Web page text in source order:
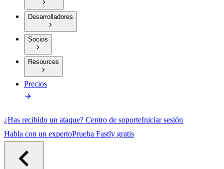
Desarrolladores
Socios
Resources
Precios
¿Has recibido un ataque? Centro de soporteIniciar sesión
Habla con un expertoPrueba Fastly gratis